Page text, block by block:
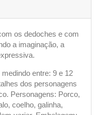
os dedoches e com
a imaginação, a
entre: 9 e 12
dos personagens
Personagens: Porco,
coelho, galinha,